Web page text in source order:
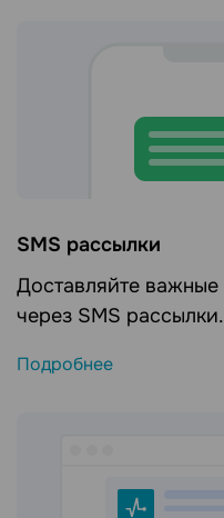
SMS рассылки
Доставляйте важные сообщения клиентам
через SMS рассылки.
Подробнее